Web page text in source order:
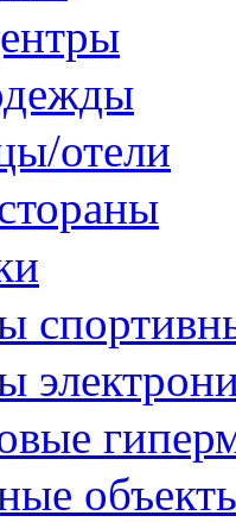
отели